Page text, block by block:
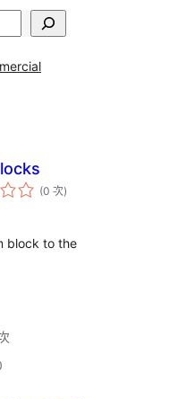
(0 次評
分)
block to the